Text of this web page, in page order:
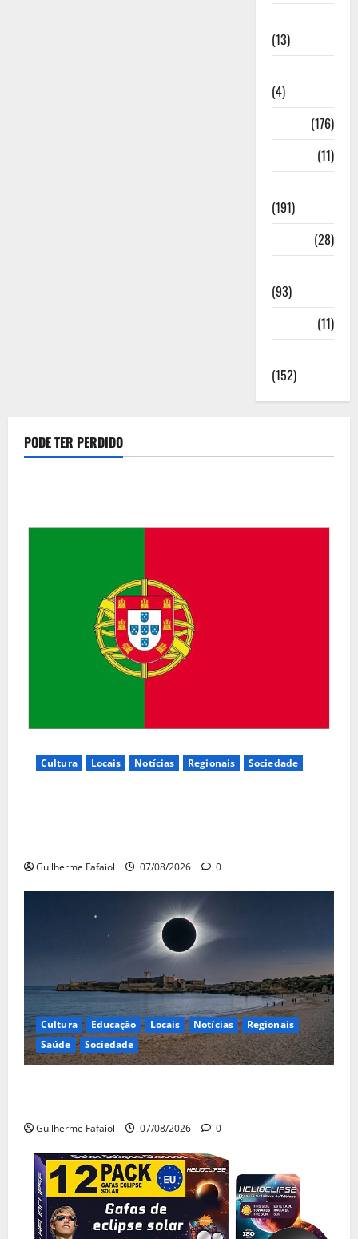
(13)
(4)
(176)
(11)
(191)
(28)
(93)
(11)
(152)
PODE TER PERDIDO
Cultura Locais Notícias Regionais Sociedade
Guilherme Fafaiol 07/08/2026 0
Cultura Educação Locais Notícias
Regionais
Saúde
Sociedade
Guilherme Fafaiol 07/08/2026 0